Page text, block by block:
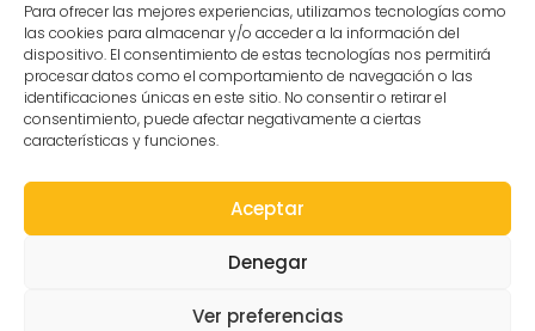
Para ofrecer las mejores experiencias, utilizamos tecnologías como
las cookies para almacenar y/o acceder a la información del
dispositivo. El consentimiento de estas tecnologías nos permitirá
procesar datos como el comportamiento de navegación o las
identificaciones únicas en este sitio. No consentir o retirar el
consentimiento, puede afectar negativamente a ciertas
características y funciones.
Aceptar
Denegar
Ver preferencias
C/Gibraltar,14
37008-Salamanca